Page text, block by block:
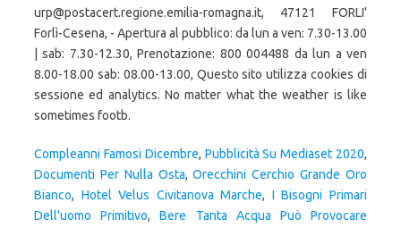
urp@postacert.regione.emilia-romagna.it, 47121 FORLI'
Forlì-Cesena, - Apertura al pubblico: da lun a ven: 7.30-13.00
| sab: 7.30-12.30, Prenotazione: 800 004488 da lun a ven
8.00-18.00 sab: 08.00-13.00, Questo sito utilizza cookies di
sessione ed analytics. No matter what the weather is like
sometimes footb.
Compleanni Famosi Dicembre, Pubblicità Su Mediaset 2020,
Documenti Per Nulla Osta,Orecchini Cerchio Grande Oro
Bianco, Hotel Velus Civitanova Marche, I Bisogni Primari
Dell'uomo Primitivo,Bere Tanta Acqua Può Provocare